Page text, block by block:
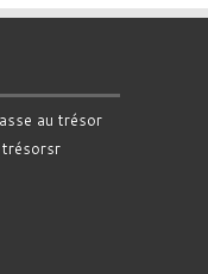
au trésor
trésorsr